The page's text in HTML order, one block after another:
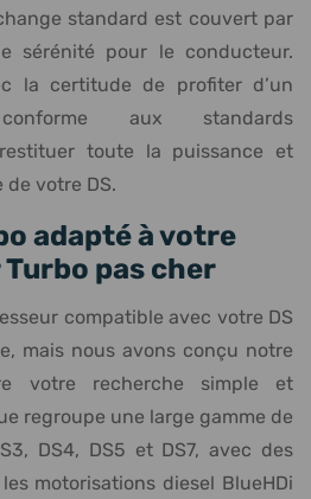
standard est couvert par
sérénité pour le conducteur.
la certitude de profiter d’un
conforme aux standards
toute la puissance et
de votre DS.
adapté à votre
pas cher
compatible avec votre DS
mais nous avons conçu notre
votre recherche simple et
regroupe une large gamme de
DS4, DS5 et DS7, avec des
motorisations diesel BlueHDi